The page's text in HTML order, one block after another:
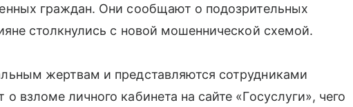
граждан. Они сообщают о подозрительных
столкнулись с новой мошеннической схемой.
жертвам и представляются сотрудниками
взломе личного кабинета на сайте «Госуслуги», чего